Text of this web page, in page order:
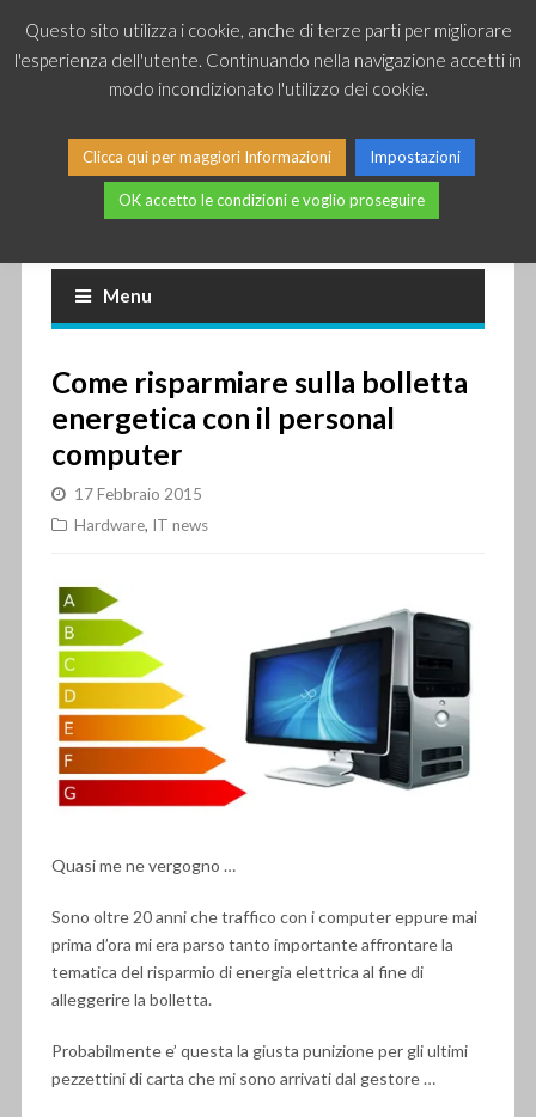
Piccole news dal mondo IT
Menu
Come risparmiare sulla bolletta
energetica con il personal
computer
17 Febbraio 2015
Hardware, IT news
Quasi me ne vergogno …
Sono oltre 20 anni che traffico con i computer eppure mai
prima d’ora mi era parso tanto importante affrontare la
tematica del risparmio di energia elettrica al fine di
alleggerire la bolletta.
Probabilmente e’ questa la giusta punizione per gli ultimi
pezzettini di carta che mi sono arrivati dal gestore …
Questo sito utilizza i cookie, anche di terze parti per migliorare
l'esperienza dell'utente. Continuando nella navigazione accetti in
modo incondizionato l'utilizzo dei cookie.
Clicca qui per maggiori Informazioni Impostazioni
OK accetto le condizioni e voglio proseguire